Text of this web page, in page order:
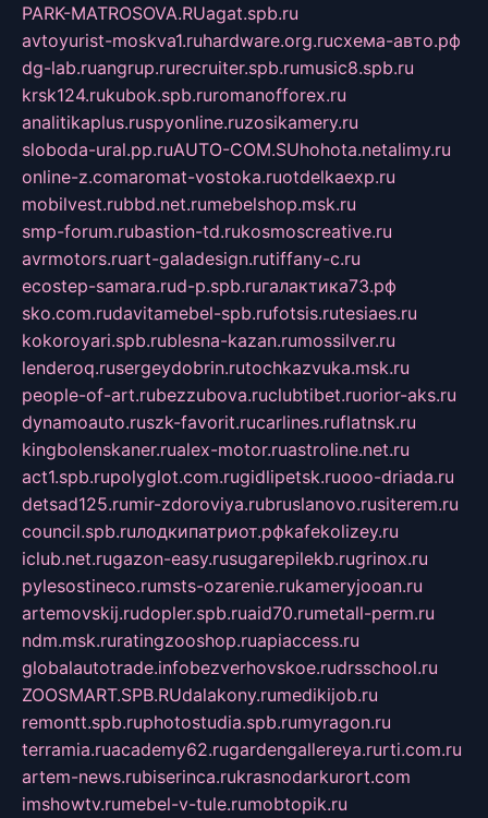
PARK-MATROSOVA.RUagat.spb.ru
avtoyurist-moskva1.ruhardware.org.ruсхема-авто.рф
dg-lab.ruangrup.rurecruiter.spb.rumusic8.spb.ru
krsk124.rukubok.spb.ruromanofforex.ru
analitikaplus.ruspyonline.ruzosikamery.ru
sloboda-ural.pp.ruAUTO-COM.SUhohota.netalimy.ru
online-z.comaromat-vostoka.ruotdelkaexp.ru
mobilvest.rubbd.net.rumebelshop.msk.ru
smp-forum.rubastion-td.rukosmoscreative.ru
avrmotors.ruart-galadesign.rutiffany-c.ru
ecostep-samara.rud-p.spb.ruгалактика73.рф
sko.com.rudavitamebel-spb.rufotsis.rutesiaes.ru
kokoroyari.spb.rublesna-kazan.rumossilver.ru
lenderoq.rusergeydobrin.rutochkazvuka.msk.ru
people-of-art.rubezzubova.ruclubtibet.ruorior-aks.ru
dynamoauto.ruszk-favorit.rucarlines.ruflatnsk.ru
kingbolenskaner.rualex-motor.ruastroline.net.ru
act1.spb.rupolyglot.com.rugidlipetsk.ruooo-driada.ru
detsad125.rumir-zdoroviya.rubruslanovo.rusiterem.ru
council.spb.ruлодкипатриот.рфkafekolizey.ru
iclub.net.rugazon-easy.rusugarepilekb.rugrinox.ru
pylesostineco.rumsts-ozarenie.rukameryjooan.ru
artemovskij.rudopler.spb.ruaid70.rumetall-perm.ru
ndm.msk.ruratingzooshop.ruapiaccess.ru
globalautotrade.infobezverhovskoe.rudrsschool.ru
ZOOSMART.SPB.RUdalakony.rumedikijob.ru
remontt.spb.ruphotostudia.spb.rumyragon.ru
terramia.ruacademy62.rugardengallereya.rurti.com.ru
artem-news.rubiserinca.rukrasnodarkurort.com
imshowtv.rumebel-v-tule.rumobtopik.ru